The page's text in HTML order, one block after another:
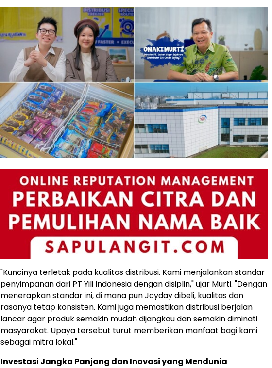
"Kuncinya terletak pada kualitas distribusi. Kami menjalankan standar
penyimpanan dari PT Yili Indonesia dengan disiplin," ujar Murti. "Dengan
menerapkan standar ini, di mana pun Joyday dibeli, kualitas dan
rasanya tetap konsisten. Kami juga memastikan distribusi berjalan
lancar agar produk semakin mudah dijangkau dan semakin diminati
masyarakat. Upaya tersebut turut memberikan manfaat bagi kami
sebagai mitra lokal."
Investasi Jangka Panjang dan Inovasi yang Mendunia